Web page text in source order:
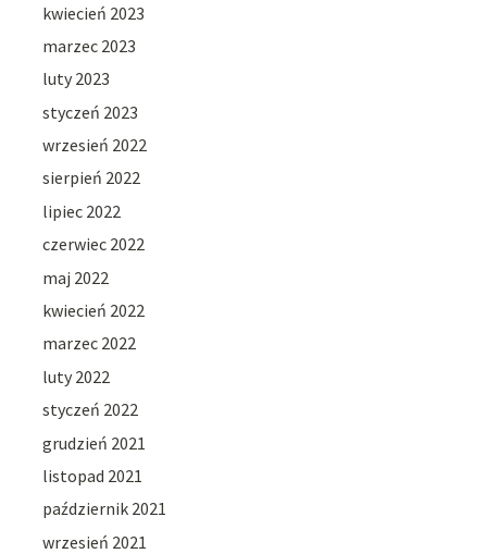
kwiecień 2023
marzec 2023
luty 2023
styczeń 2023
wrzesień 2022
sierpień 2022
lipiec 2022
czerwiec 2022
maj 2022
kwiecień 2022
marzec 2022
luty 2022
styczeń 2022
grudzień 2021
listopad 2021
październik 2021
wrzesień 2021